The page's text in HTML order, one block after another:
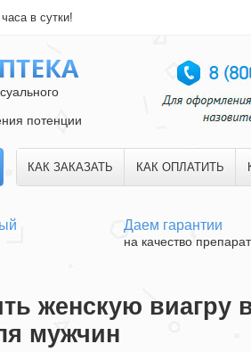
в сутки!
потенции
КАК ЗАКАЗАТЬ КАК ОПЛАТИТЬ
Даем гарантии
на качество
женскую виагру
мужчин